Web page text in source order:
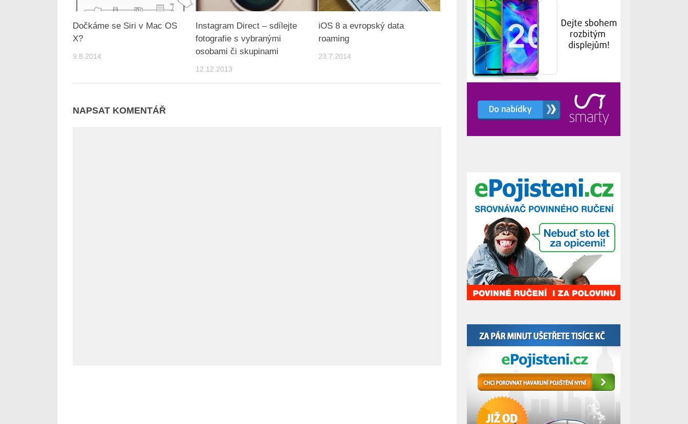
Dočkáme se Siri v Mac OS
X?
9.8.2014
Instagram Direct – sdílejte
fotografie s vybranými
osobami či skupinami
12.12.2013
iOS 8 a evropský data
roaming
23.7.2014
NAPSAT KOMENTÁŘ